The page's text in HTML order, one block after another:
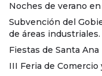
Noches de verano
Subvención del
de áreas industriales.
Fiestas de Santa Ana
III Feria de